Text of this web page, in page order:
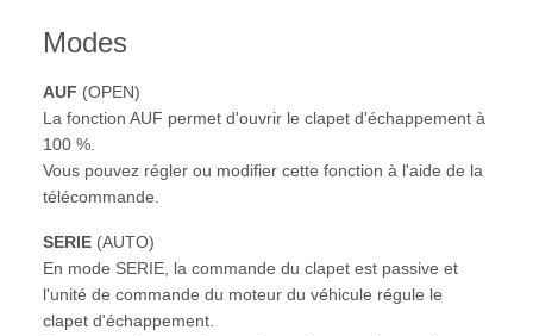
Modes
AUF (OPEN)
La fonction AUF permet d'ouvrir le clapet d'échappement à
100 %.
Vous pouvez régler ou modifier cette fonction à l'aide de la
télécommande.
SERIE (AUTO)
En mode SERIE, la commande du clapet est passive et
l'unité de commande du moteur du véhicule régule le
clapet d'échappement.